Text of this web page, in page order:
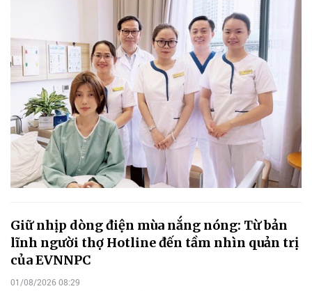
Giữ nhịp dòng điện mùa nắng nóng: Từ bản
lĩnh người thợ Hotline đến tầm nhìn quản trị
của EVNNPC
01/08/2026 08:29